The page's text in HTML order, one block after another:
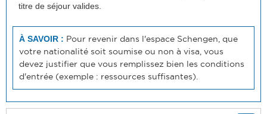
titre de séjour valides.
À SAVOIR : Pour revenir dans l'espace Schengen, que
votre nationalité soit soumise ou non à visa, vous
devez justifier que vous remplissez bien les conditions
d'entrée (exemple : ressources suffisantes).